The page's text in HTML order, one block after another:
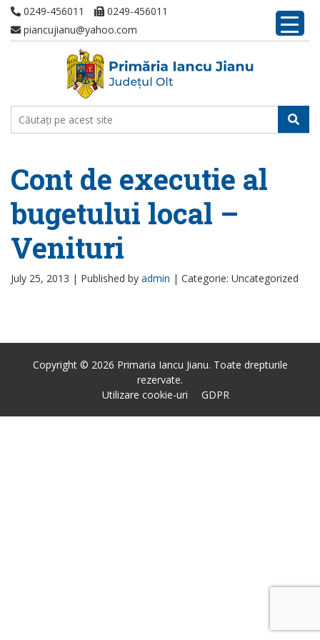
0249-456011
0249-456011
piancujianu@yahoo.com
Cont de executie al
bugetului local –
Venituri
July 25, 2013 | Published by admin | Categorie: Uncategorized
Copyright © 2026 Primaria Iancu Jianu. Toate drepturile
rezervate.
Utilizare cookie-uri
GDPR